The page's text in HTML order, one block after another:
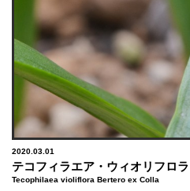
2020.03.01
テコフィラエア・ウィオリフロラ
Tecophilaea violiflora Bertero ex Colla